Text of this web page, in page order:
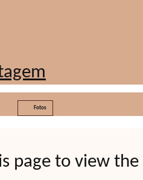
Fotos
page to view